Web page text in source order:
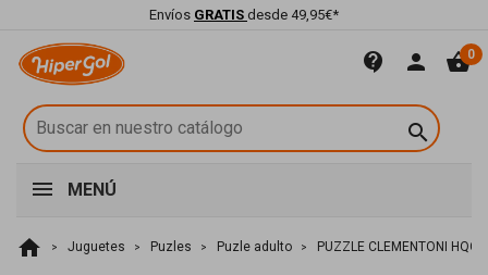
Envíos GRATIS desde 49,95€*
contact_support person shopping_basket0

MENÚ
home Juguetes Puzles Puzle adulto PUZZLE CLEMENTONI HQC